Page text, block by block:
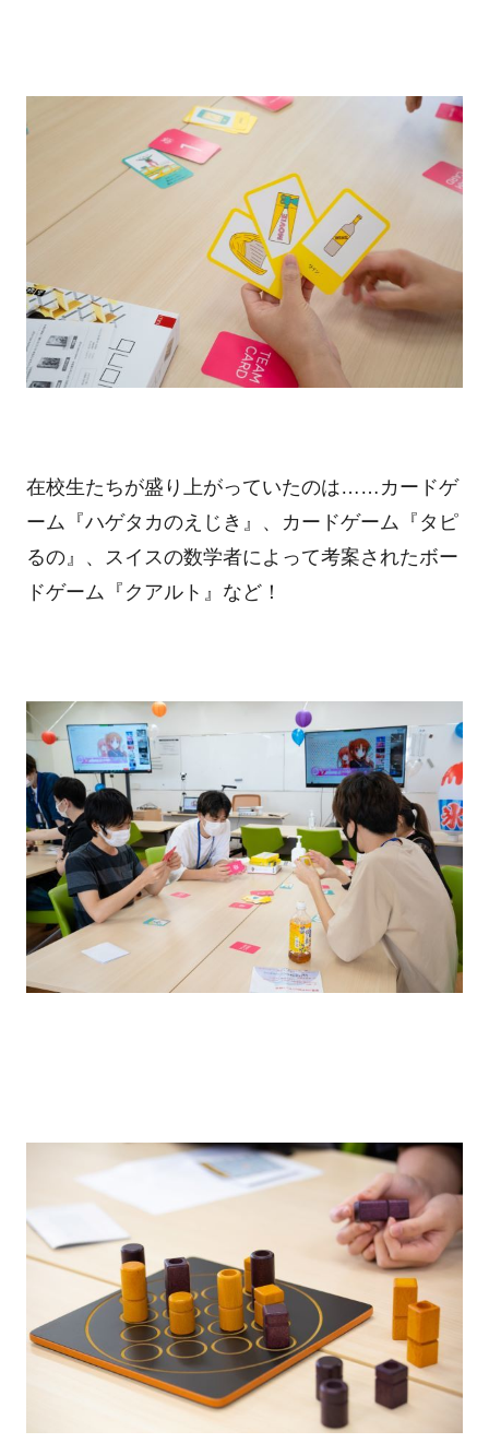
在校生たちが盛り上がっていたのは……カードゲ
ーム『ハゲタカのえじき』、カードゲーム『タピ
るの』、スイスの数学者によって考案されたボー
ドゲーム『クアルト』など！